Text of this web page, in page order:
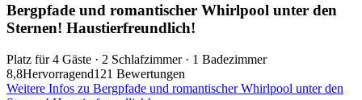
Bergpfade und romantischer Whirlpool unter den
Sternen! Haustierfreundlich!
Platz für 4 Gäste · 2 Schlafzimmer · 1 Badezimmer
8,8Hervorragend121 Bewertungen
Weitere Infos zu Bergpfade und romantischer Whirlpool unter den